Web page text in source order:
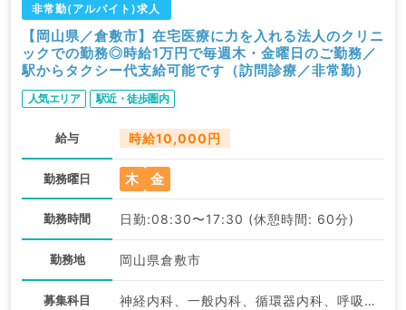
非常勤(アルバイト)求人
【岡山県／倉敷市】在宅医療に力を入れる法人のクリニ
ックでの勤務◎時給1万円で毎週木・金曜日のご勤務／
駅からタクシー代支給可能です（訪問診療／非常勤）
人気エリア 駅近・徒歩圏内
給与 時給10,000円
勤務曜日 木 金
勤務時間 日勤:08:30〜17:30 (休憩時間: 60分)
勤務地 岡山県倉敷市
募集科目 神経内科、一般内科、循環器内科、呼吸器内科、消化器内科、内分泌・代謝内科、腎臓内科、老年内科、血液内科、膠原病科